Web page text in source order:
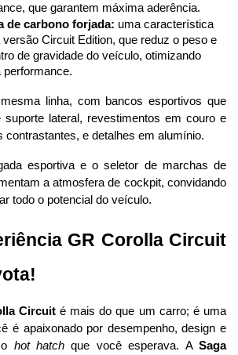
que garantem máxima aderência.
de carbono forjada: uma característica
Circuit Edition, que reduz o peso e
de gravidade do veículo, otimizando
performance.
linha, com bancos esportivos que
suporte lateral, revestimentos em couro e
contrastantes, e detalhes em alumínio.
esportiva e o seletor de marchas de
a atmosfera de cockpit, convidando
todo o potencial do veículo.
GR Corolla Circuit
Circuit é mais do que um carro; é uma
é apaixonado por desempenho, design e
hot hatch que você esperava. A Saga